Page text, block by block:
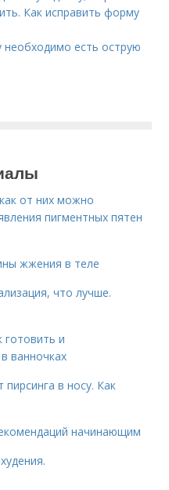
Как исправить форму
есть острую
от них можно
пигментных пятен
жжения в теле
что лучше.
готовить и
ванночках
пирсинга в носу. Как
начинающим